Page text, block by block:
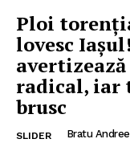
Ploi
lovesc
avertizează
radical, iar
brusc
SLIDER Bratu